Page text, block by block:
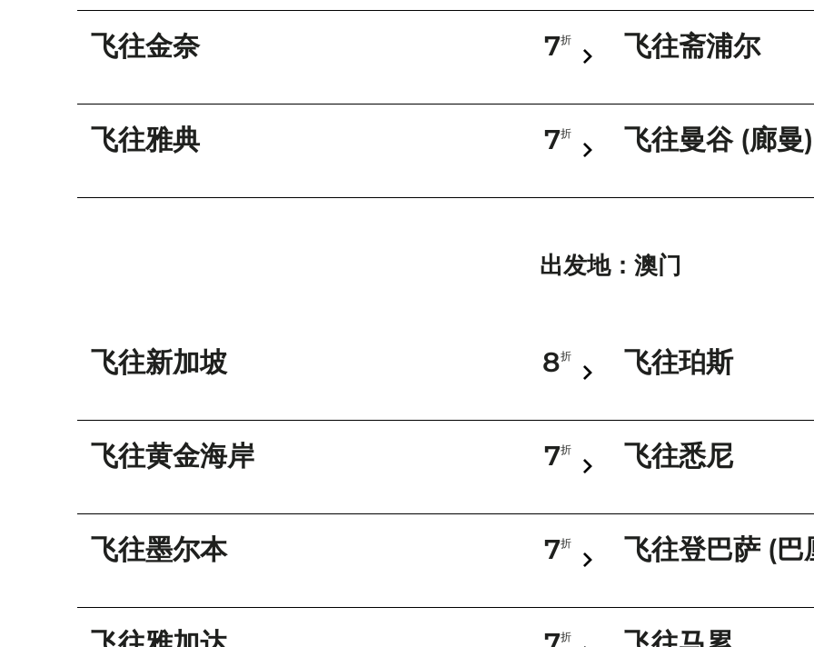
飞往金奈 7折 飞往斋浦尔
飞往雅典 7折 飞往曼谷 (廊曼)
出发地：澳门
飞往新加坡 8折 飞往珀斯
飞往黄金海岸 7折 飞往悉尼
飞往墨尔本 7折 飞往登巴萨 (巴
折